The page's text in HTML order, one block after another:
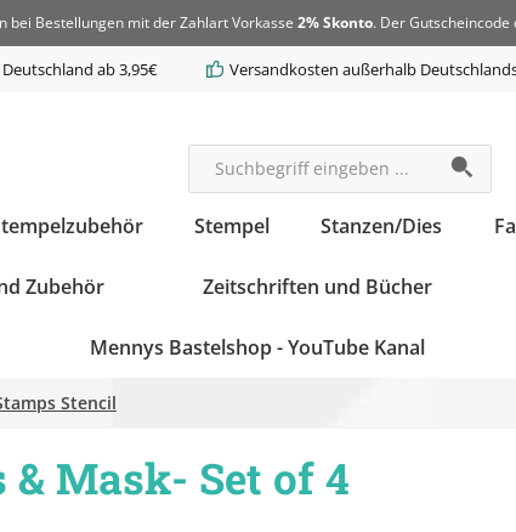
bei Bestellungen mit der Zahlart Vorkasse 2% Skonto. Der Gutscheincode
ab 3,95€ Versandkosten außerhalb
Stempel Stanzen/Dies
Zubehör Zeitschriften und Bücher
Mennys Bastelshop - YouTube Kanal
Stencil
& Mask- Set of 4